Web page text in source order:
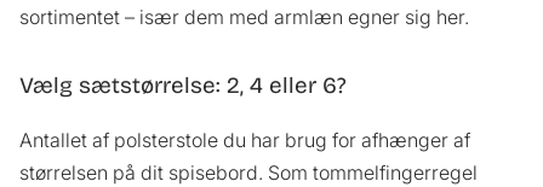
sortimentet – især dem med armlæn egner sig her.
Vælg sætstørrelse: 2, 4 eller 6?
Antallet af polsterstole du har brug for afhænger af
størrelsen på dit spisebord. Som tommelfingerregel